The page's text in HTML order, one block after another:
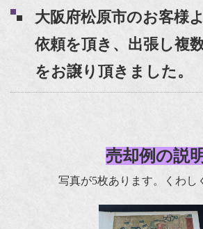
大阪府松原市のお客様
依頼を頂き、出張し複
をお譲り頂きました。
売却例の説明
写真が5枚あります。くわし